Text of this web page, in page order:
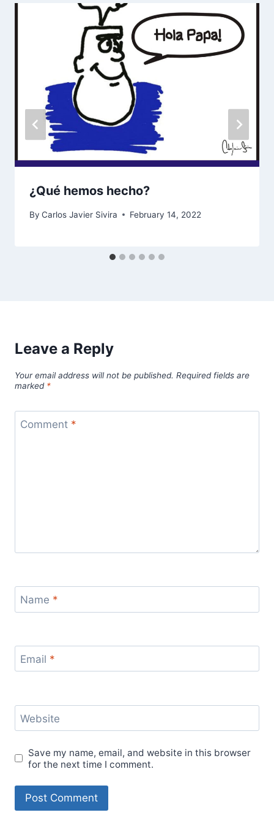
¿Qué hemos hecho?
By Carlos Javier Sivira February 14, 2022
Leave a Reply
Your email address will not be published. Required fields are
marked *
Comment *
Name *
Email *
Website
Save my name, email, and website in this browser
for the next time I comment.